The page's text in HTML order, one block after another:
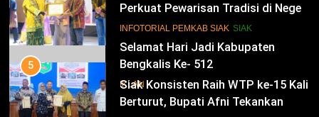
14
Selamat Hari Jadi Kabupaten
Bengkalis Ke- 512
IKLAN
Perkuat Pewarisan Tradisi di Negeri
Istana
INFOTORIAL PEMKAB SIAK SIAK
5
Siak Konsisten Raih WTP ke-15 Kali
Berturut, Bupati Afni Tekankan